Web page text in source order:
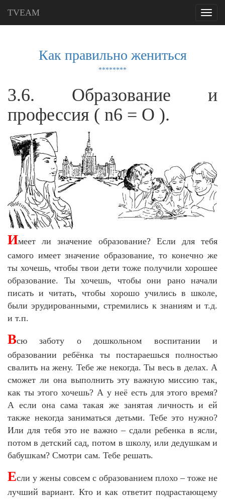
Toggle
TVEAM
Как правильно жениться
********
3.6. Образование и
профессия ( n6 = О ).
Имеет ли значение образование? Если для тебя
самого имеет значение образование, то конечно же
ты хочешь, чтобы твои дети тоже получили хорошее
образование. Ты хочешь, чтобы они рано начали
писать и читать, чтобы хорошо учились в школе,
были эрудированными, стремились к знаниям и т.д.
и т.п.
Всю заботу о дошкольном воспитании и
образовании ребёнка ты постараешься полностью
свалить на жену. Тебе же некогда. Ты весь в делах. А
сможет ли она выполнить эту важную миссию так,
как ты этого хочешь? А у неё есть для этого время?
А если она сама такая же занятая личность и ей
также некогда заниматься детьми. Тебе это нужно?
Или для тебя это не важно – сдали ребенка в ясли,
потом в детский сад, потом в школу, или дедушкам и
бабушкам? Смотри сам. Тебе решать.
Если у жены совсем с образованием плохо – тоже не
лучший вариант. Кто и как ответит подрастающему